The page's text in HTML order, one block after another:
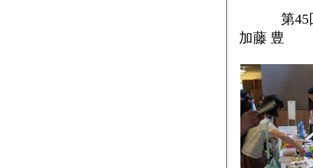
第45回
加藤 豊